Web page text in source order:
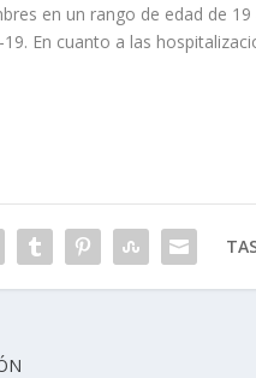
en un rango de edad de
En cuanto a las